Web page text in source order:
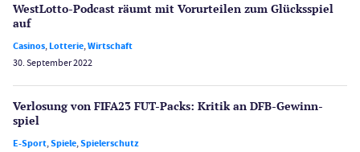
WestLotto-Podcast räumt mit Vorurteilen zum Glücksspiel
auf
Casinos,Lotterie,Wirtschaft
30. September 2022
Verlosung von FIFA23 FUT-Packs: Kritik an DFB-Gewinn­
spiel
E-Sport,Spiele,Spielerschutz